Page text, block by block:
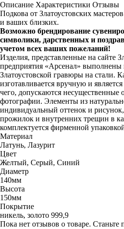
Описание Характеристики Отзывы
Подкова от Златоустовских
и ваших близких.
Возможно брендирование
символики, дарственных и
учетом всех ваших пожеланий!
Изделия, представленные на сайте
предприятия «Арсенал»
Златоустовской гравюры на стали.
изготавливается вручную и
чего, допускаются несущественные
фотографии. Элементы из
индивидуальный оттенок и
прожилок и внутренних трещин в
комплектуется фирменной
Материал
Латунь, Лазурит
Цвет
Желтый, Серый, Синий
Диаметр
140мм
Высота
150мм
Покрытие
никель, золото 999,9
Пока нет отзывов о товаре. Станьте